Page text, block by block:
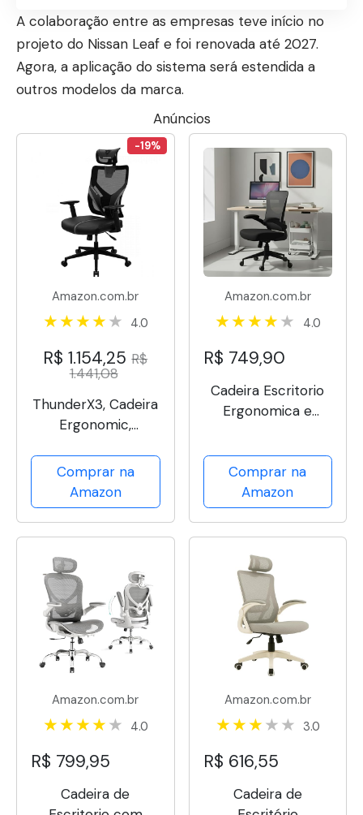
A colaboração entre as empresas teve início no
projeto do Nissan Leaf e foi renovada até 2027.
Agora, a aplicação do sistema será estendida a
outros modelos da marca.
Anúncios
-19%
Amazon.com.br
4.0
R$ 1.154,25R$
1.441,08
ThunderX3, Cadeira
Ergonomic,
Comprar na
Amazon
Amazon.com.br
4.0
R$ 749,90
Cadeira Escritorio
Ergonomica e
Vita com
revestimento Mesh
Spandex+Tecido
Softex, braço
retrátil até
90º,Espuma
Injetada,
Certificada...
Comprar na
Amazon
Amazon.com.br
4.0
R$ 799,95
Cadeira de
Amazon.com.br
3.0
R$ 616,55
Cadeira de